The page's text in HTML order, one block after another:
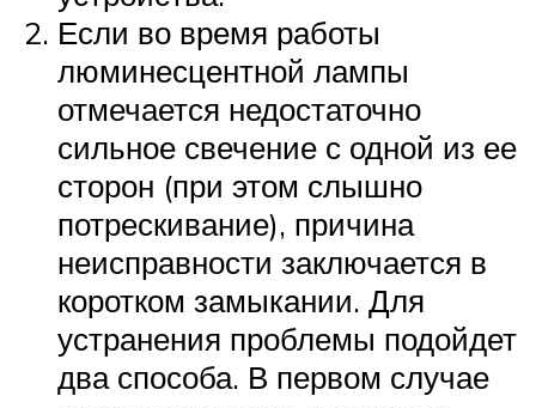
Если во время работы
люминесцентной лампы
отмечается недостаточно
сильное свечение с одной из ее
сторон (при этом слышно
потрескивание), причина
неисправности заключается в
коротком замыкании. Для
устранения проблемы подойдет
два способа. В первом случае